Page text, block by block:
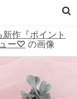
作『ポイント
ー♡ の画像